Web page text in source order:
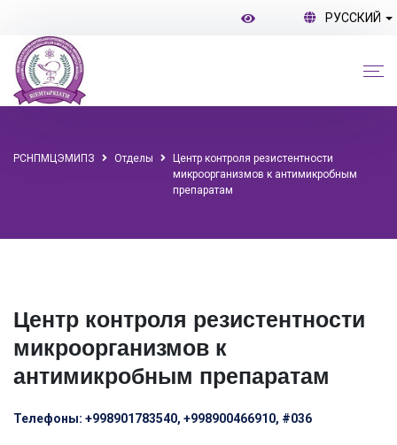
РУССКИЙ
РСНПМЦЭМИПЗ Отделы
Центр контроля резистентности
микроорганизмов к антимикробным
препаратам
Центр контроля резистентности
микроорганизмов к
антимикробным препаратам
Телефоны: +998901783540, +998900466910, #036